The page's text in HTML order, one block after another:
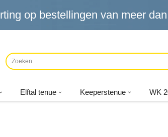
op bestellingen van meer dan
Elftal tenue Keeperstenue WK